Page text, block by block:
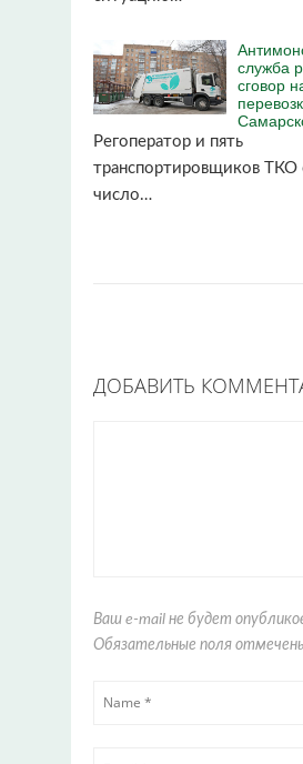
служба
сговор
Регоператор и пять
транспортировщиков ТКО
число…
ДОБАВИТЬ
Ваш e-mail не будет
Обязательные поля